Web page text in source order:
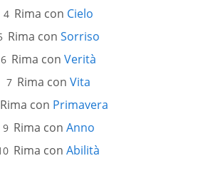
Rima con Cielo
Rima con Sorriso
Rima con Verità
Rima con Vita
Rima con Primavera
Rima con Anno
Rima con Abilità